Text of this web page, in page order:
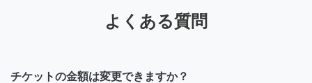
よくある質問
チケットの金額は変更できますか？